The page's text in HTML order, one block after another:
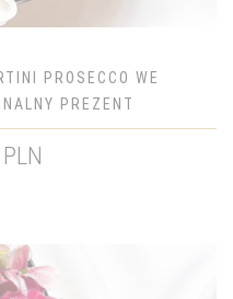
PROSECCO WE
PREZENT